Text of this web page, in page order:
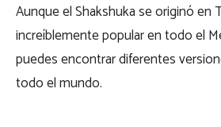
Aunque el Shakshuka se originó en
increíblemente popular en todo el
puedes encontrar diferentes
todo el mundo.